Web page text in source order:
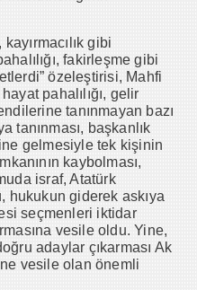
gibi
fakirleşme gibi
özeleştirisi, Mahfi
pahalılığı, gelir
tanınmayan bazı
tanınması, başkanlık
gelmesiyle tek kişinin
kaybolması,
israf, Atatürk
hukukun giderek askıya
seçmenleri iktidar
vesile oldu. Yine,
adaylar çıkarması Ak
vesile olan önemli